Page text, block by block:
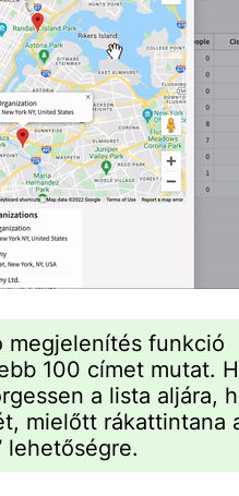
megjelenítés funkció
100 címet mutat.
a lista aljára,
mielőtt rákattintana
lehetőségre.